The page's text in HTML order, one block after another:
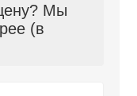
Мы
(в